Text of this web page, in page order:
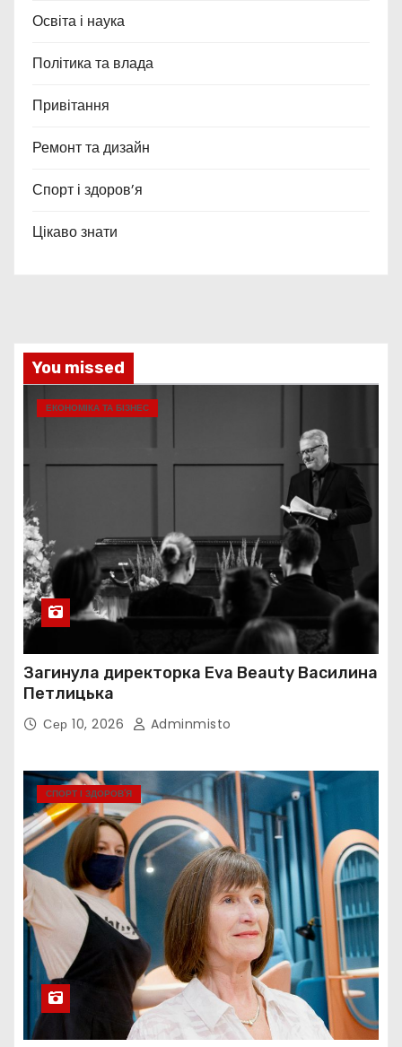
Освіта і наука
Політика та влада
Привітання
Ремонт та дизайн
Спорт і здоров’я
Цікаво знати
You missed
ЕКОНОМІКА ТА БІЗНЕС
Загинула директорка Eva Beauty Василина
Петлицька
Сер 10, 2026 Adminmisto
СПОРТ І ЗДОРОВ’Я